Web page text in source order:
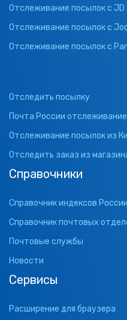
Отслеживание посылок с JD
Отслеживание посылок с
Отслеживание посылок с
Отследить посылку
Почта России отслеживание
Отслеживание посылок из
Отследить заказ из
Справочники
Справочник индексов России
Справочник почтовых
Почтовые службы
Новости
Сервисы
Расширение для браузера